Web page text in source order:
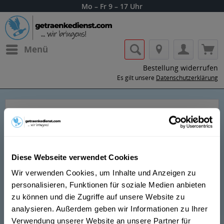
Diese Webseite verwendet Cookies
Wir verwenden Cookies, um Inhalte und Anzeigen zu
personalisieren, Funktionen für soziale Medien anbieten
zu können und die Zugriffe auf unsere Website zu
analysieren. Außerdem geben wir Informationen zu Ihrer
Verwendung unserer Website an unsere Partner für
Mo – Fr 9 – 17 Uhr
Menü
Bestellung widerrufen
Es gilt unsere Datenschutzerklärung
Famous Grouse
Lass dir die Getränke von Famous Grouse
nach Hause oder ins Büro liefern.